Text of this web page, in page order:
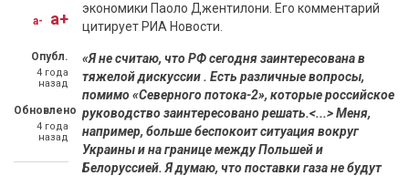
a- a+
Опубл.
4 года
назад
Обновлено
4 года
назад
экономики Паоло Джентилони. Его комментарий
цитирует РИА Новости.
«Я не считаю, что РФ сегодня заинтересована в
тяжелой дискуссии . Есть различные вопросы,
помимо «Северного потока-2», которые российское
руководство заинтересовано решать.<...> Меня,
например, больше беспокоит ситуация вокруг
Украины и на границе между Польшей и
Белоруссией. Я думаю, что поставки газа не будут